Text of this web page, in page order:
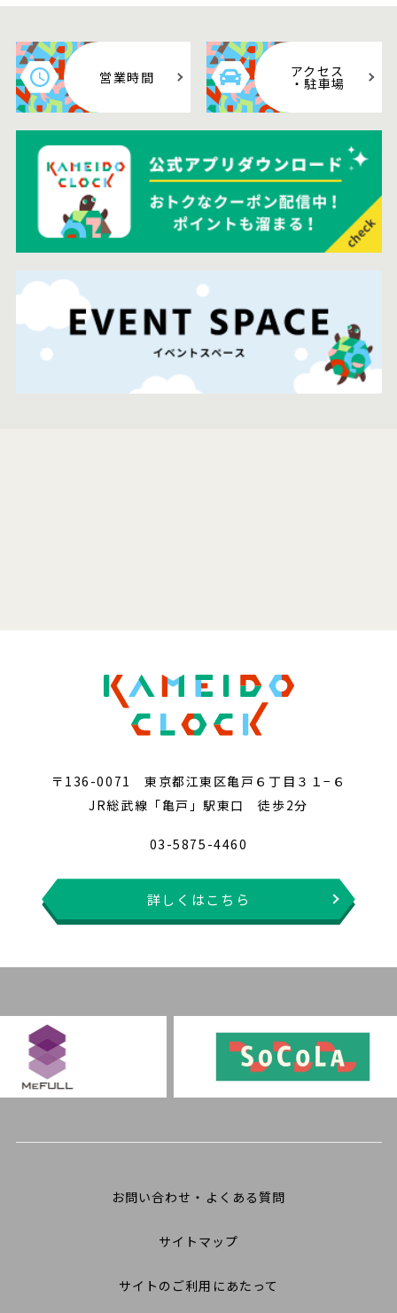
営業時間 アクセス
・駐車場
〒136-0071 東京都江東区亀戸６丁目３１−６
JR総武線「亀戸」駅東口 徒歩2分
03-5875-4460
詳しくはこちら
お問い合わせ・よくある質問
サイトマップ
サイトのご利用にあたって